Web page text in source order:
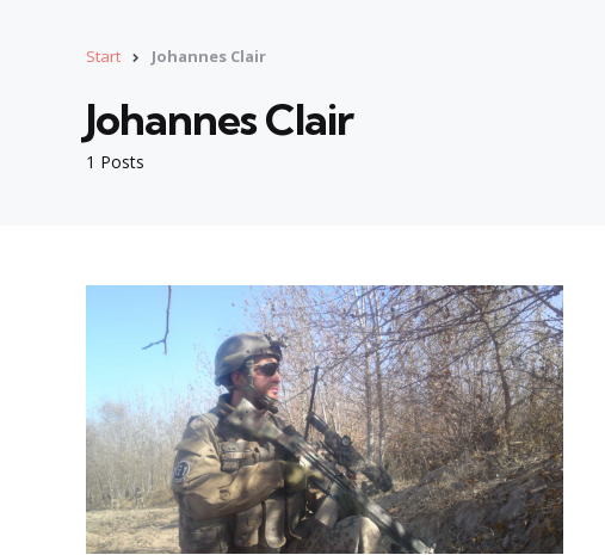
Start Johannes Clair
1 Posts
Johannes Clair